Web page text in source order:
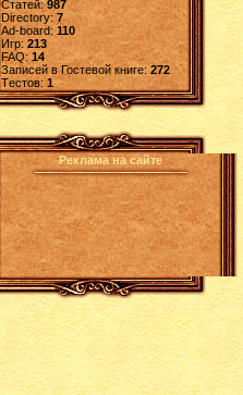
Статей:987
Directory: 7
Ad-board:110
Игр: 213
FAQ:14
Записей в Гостевой книге:272
Tестов: 1
Реклама на сайте